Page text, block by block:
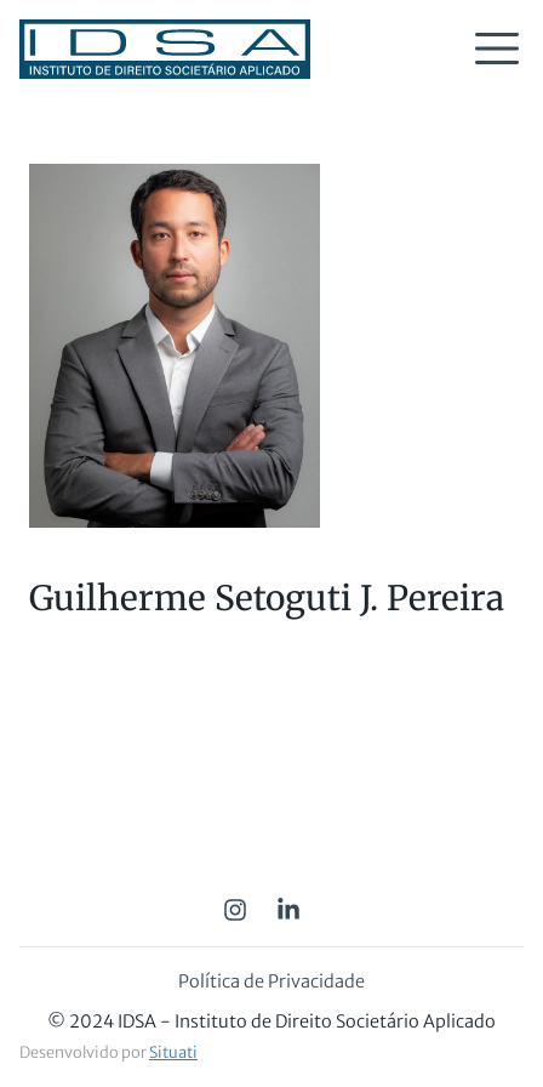
Guilherme Setoguti J. Pereira
© 2024 IDSA - Instituto de Direito Societário Aplicado
Desenvolvido porSituati
Política de Privacidade